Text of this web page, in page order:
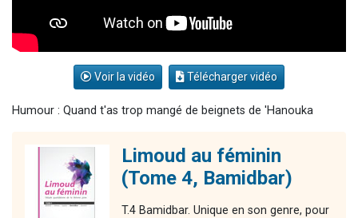
Voir la vidéo Télécharger vidéo
Humour : Quand t'as trop mangé de beignets de 'Hanouka
Limoud au féminin
(Tome 4, Bamidbar)
T.4 Bamidbar. Unique en son genre, pour